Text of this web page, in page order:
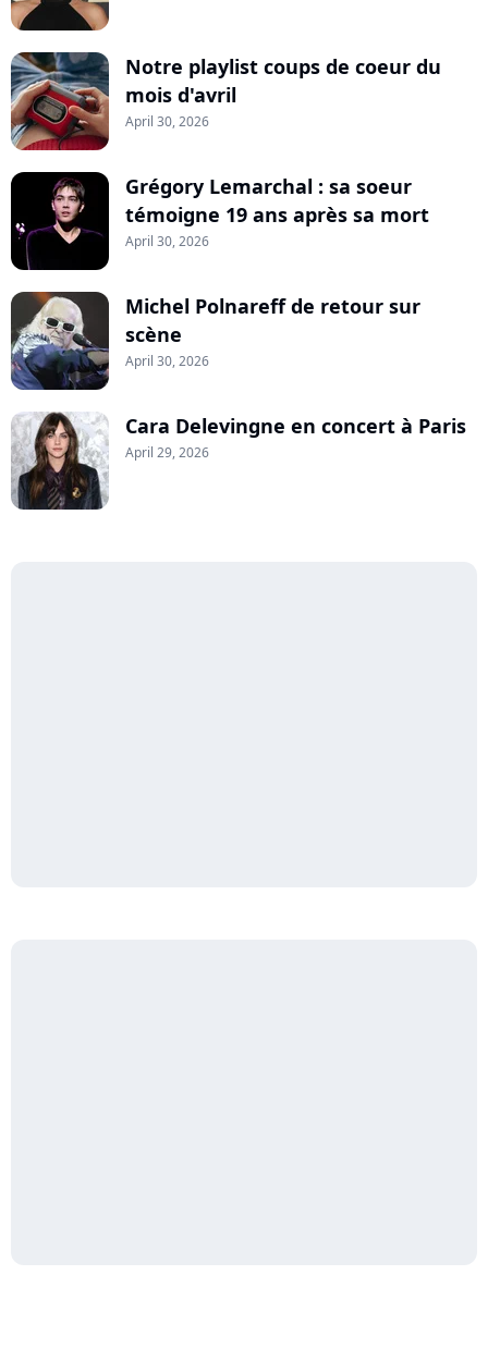
Notre playlist coups de coeur du
mois d'avril
April 30, 2026
Grégory Lemarchal : sa soeur
témoigne 19 ans après sa mort
April 30, 2026
Michel Polnareff de retour sur
scène
April 30, 2026
Cara Delevingne en concert à Paris
April 29, 2026